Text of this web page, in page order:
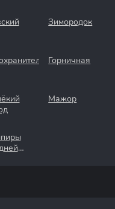
Зимородок
Горничная
Мажор